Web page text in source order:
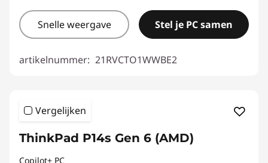
Snelle weergave Stel je PC samen
artikelnummer: 21RVCTO1WWBE2
Vergelijken
ThinkPad P14s Gen 6 (AMD)
Copilot+ PC